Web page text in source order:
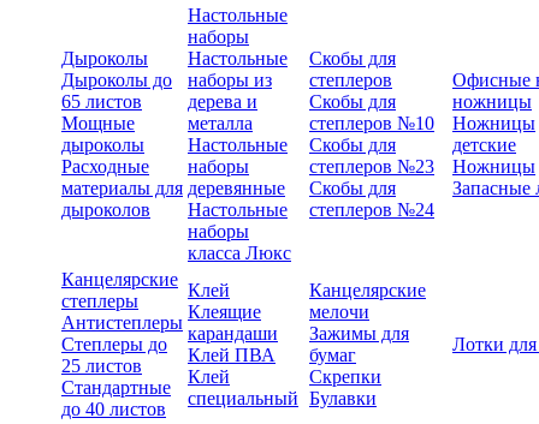
Дыроколы
Дыроколы до
65 листов
Мощные
дыроколы
Расходные
материалы для
дыроколов
Настольные
наборы
Настольные
наборы из
дерева и
металла
Настольные
наборы
деревянные
Настольные
наборы
класса Люкс
Скобы для
степлеров
Скобы для
степлеров №10
Скобы для
степлеров №23
Скобы для
степлеров №24
Офисные
ножницы
Ножницы
детские
Ножницы
Запасные
Канцелярские
степлеры
Антистеплеры
Степлеры до
25 листов
Стандартные
до 40 листов
Клей
Клеящие
карандаши
Клей ПВА
Клей
специальный
Канцелярские
мелочи
Зажимы для
бумаг
Скрепки
Булавки
Лотки